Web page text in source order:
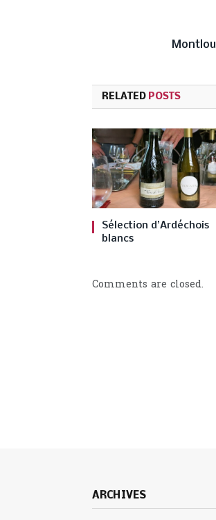
RELATED POSTS
Sélection d’Ardéchois
blancs
Comments are closed.
ARCHIVES